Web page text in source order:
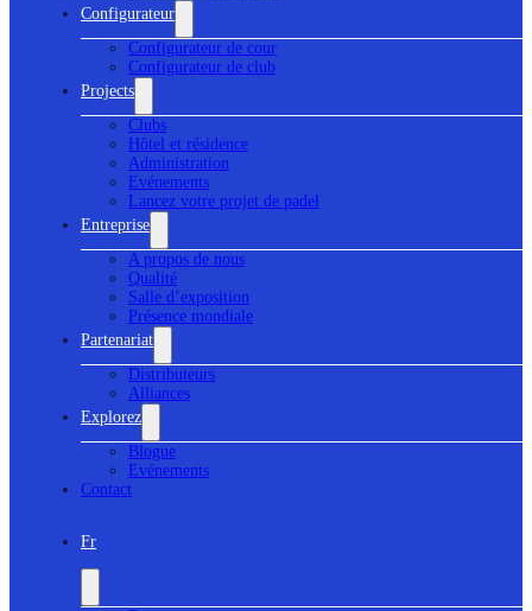
Configurateur
Configurateur de cour
Configurateur de club
Projects
Clubs
Hôtel et résidence
Administration
Evénements
Lancez votre projet de padel
Entreprise
A propos de nous
Qualité
Salle d’exposition
Présence mondiale
Partenariat
Distributeurs
Alliances
Explorez
Blogue
Evénements
Contact
Fr